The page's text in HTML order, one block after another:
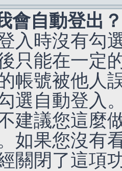
會自動登出？
入時沒有勾
只能在一定
帳號被他人
選自動登入
建議您這麼
如果您沒有
關閉了這項